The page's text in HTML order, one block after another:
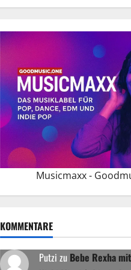
Musicmaxx -
KOMMENTARE
Putzi zu Bebe Rexha